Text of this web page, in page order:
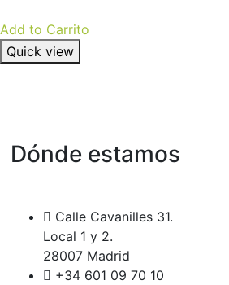
Add to Carrito
Quick view
Dónde estamos
Calle Cavanilles 31.
Local 1 y 2.
28007 Madrid
+34 601 09 70 10